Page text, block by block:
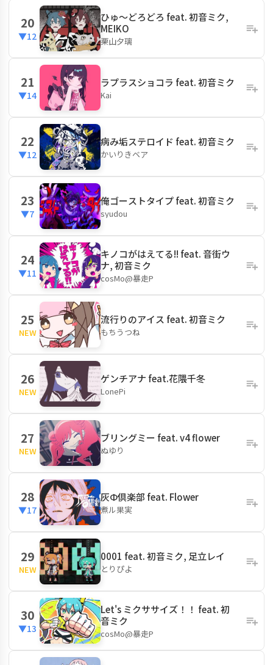
20
▼12
ひゅ〜どろどろ feat. 初音ミク,
MEIKO
栗山夕璃
21
▼14
ラプラスショコラ feat. 初音ミク
Kai
22
▼12
病み垢ステロイド feat. 初音ミク
かいりきベア
23
▼7
俺ゴーストタイプ feat. 初音ミク
syudou
24
▼11
キノコがはえてる!! feat. 音街ウ
ナ, 初音ミク
cosMo@暴走P
25
NEW
流行りのアイス feat. 初音ミク
もちうつね
26
NEW
ゲンチアナ feat.花隈千冬
LonePi
27
NEW
ブリングミー feat. v4 flower
ぬゆり
28
▼17
灰Φ倶楽部 feat. Flower
煮ル果実
29
NEW
0001 feat. 初音ミク, 足立レイ
とりぴよ
30
▼13
Let's ミクササイズ！！ feat. 初
音ミク
cosMo@暴走P